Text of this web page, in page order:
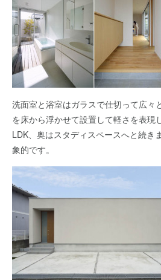
洗面室と浴室はガラスで仕切って広々
を床から浮かせて設置して軽さを表現
LDK、奥はスタディスペースへと続き
象的です。